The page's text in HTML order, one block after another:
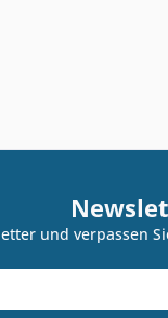
und verpassen